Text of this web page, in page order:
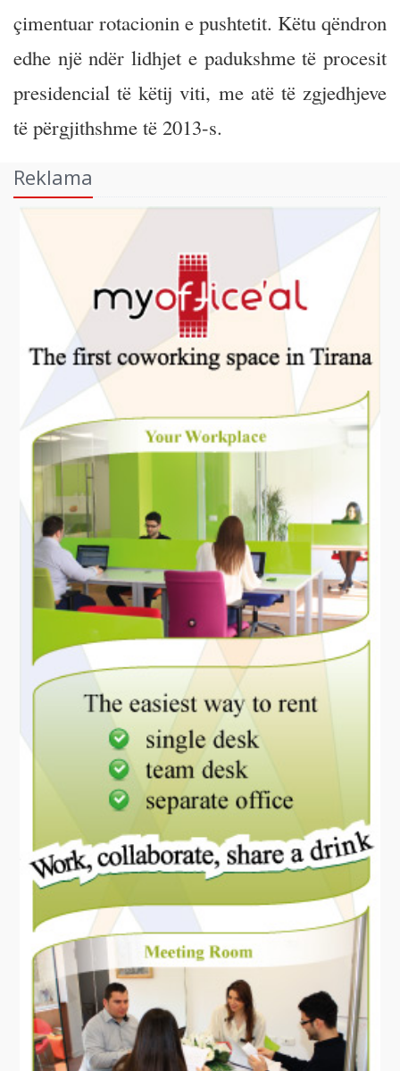
çimentuar rotacionin e pushtetit. Këtu qëndron
edhe një ndër lidhjet e padukshme të procesit
presidencial të këtij viti, me atë të zgjedhjeve
të përgjithshme të 2013-s.
Reklama